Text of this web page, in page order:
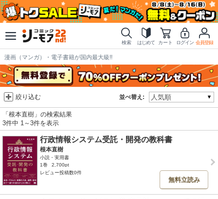
検索 はじめて カート ログイン 会員登録
漫画（マンガ）・電子書籍が国内最大級!!
並べ替え:
絞り込む
「根本直樹」の検索結果
3件中 1～3件を表示
行政情報システム受託・開発の教科書
根本直樹
小説・実用書
1巻
2,700pt
レビュー投稿数0件
無料立読み